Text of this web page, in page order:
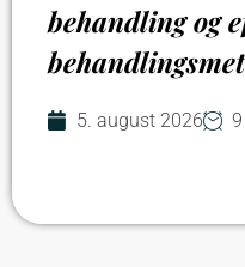
behandling og
5. august 2026